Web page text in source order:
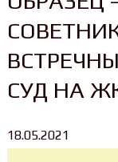
СУД НА
18.05.2021